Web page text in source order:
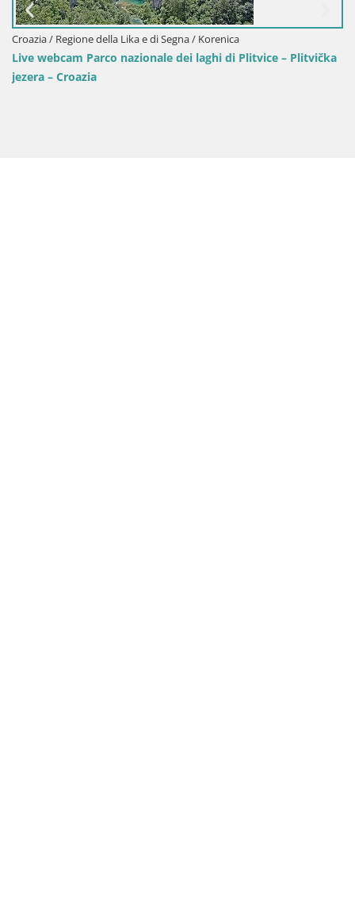
Croazia / Regione della Lika e di Segna / Korenica
Live webcam Parco nazionale dei laghi di Plitvice – Plitvička
jezera – Croazia